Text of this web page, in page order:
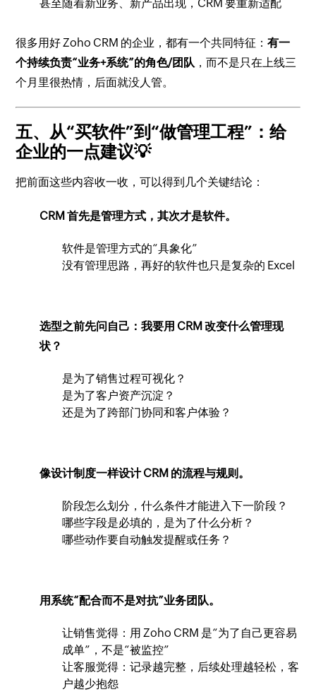
甚至随着新业务、新产品出现，CRM 要重新适配
很多用好 Zoho CRM 的企业，都有一个共同特征：有一
个持续负责“业务+系统”的角色/团队 ，而不是只在上线三
个月里很热情，后面就没人管。
五、从“买软件”到“做管理工程”：给
企业的一点建议💡
把前面这些内容收一收，可以得到几个关键结论：
CRM 首先是管理方式，其次才是软件。
软件是管理方式的“具象化”
没有管理思路，再好的软件也只是复杂的 Excel
选型之前先问自己：我要用 CRM 改变什么管理现
状？
是为了销售过程可视化？
是为了客户资产沉淀？
还是为了跨部门协同和客户体验？
像设计制度一样设计 CRM 的流程与规则。
阶段怎么划分，什么条件才能进入下一阶段？
哪些字段是必填的，是为了什么分析？
哪些动作要自动触发提醒或任务？
用系统“配合而不是对抗”业务团队。
让销售觉得：用 Zoho CRM 是“为了自己更容易
成单”，不是“被监控”
让客服觉得：记录越完整，后续处理越轻松，客
户越少抱怨